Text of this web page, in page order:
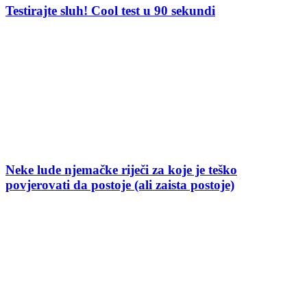
Testirajte sluh! Cool test u 90 sekundi
Neke lude njemačke riječi za koje je teško
povjerovati da postoje (ali zaista postoje)